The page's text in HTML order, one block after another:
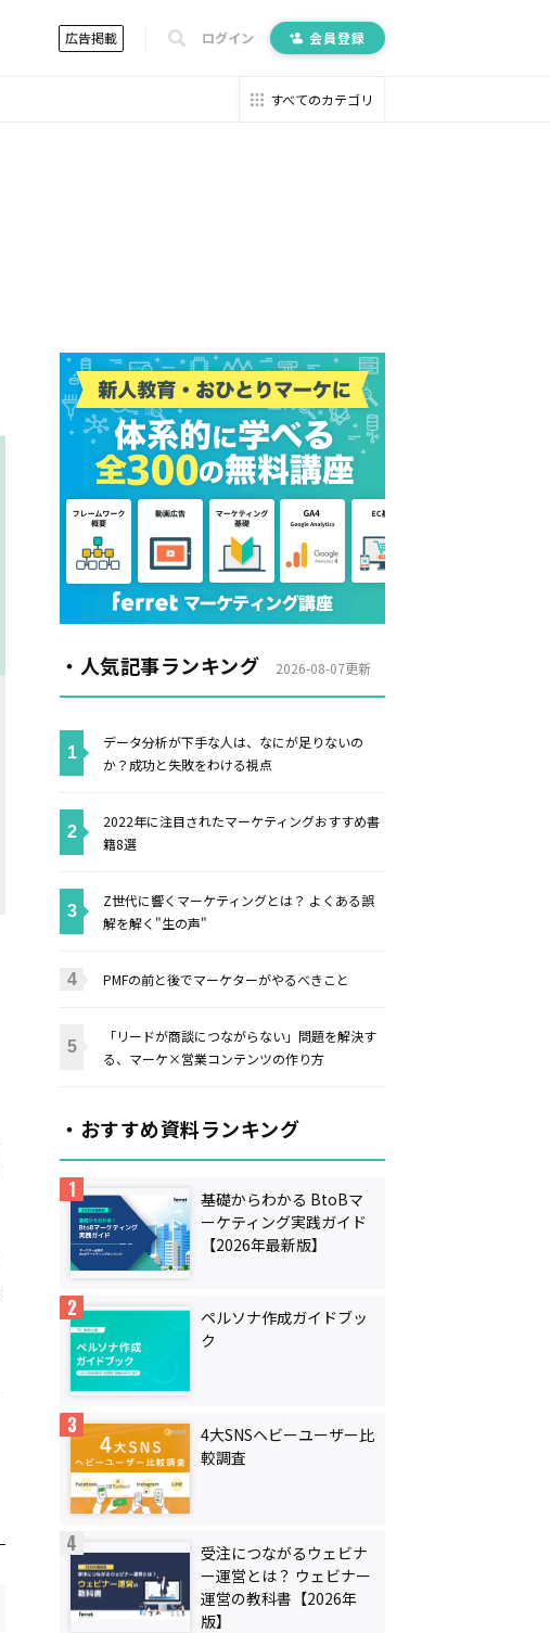
広告掲載 ログイン 会員登録
すべてのカテゴリ
・人気記事ランキング 2026-08-07更新
データ分析が下手な人は、なにが足りないの
か？成功と失敗をわける視点
2022年に注目されたマーケティングおすすめ書
籍8選
Z世代に響くマーケティングとは？ よくある誤
解を解く"生の声"
PMFの前と後でマーケターがやるべきこと
「リードが商談につながらない」問題を解決す
る、マーケ×営業コンテンツの作り方
・おすすめ資料ランキング
基礎からわかる BtoBマ
ーケティング実践ガイド
【2026年最新版】
ペルソナ作成ガイドブッ
ク
4大SNSヘビーユーザー比
較調査
受注につながるウェビナ
ー運営とは？ ウェビナー
運営の教科書【2026年
版】